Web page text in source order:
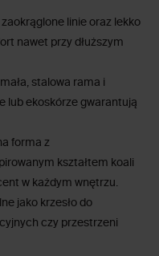
linie oraz lekko
nawet przy dłuższym
stalowa rama i
lub ekoskórze gwarantują
forma z
kształtem koali
w każdym wnętrzu.
jako krzesło do
czy przestrzeni